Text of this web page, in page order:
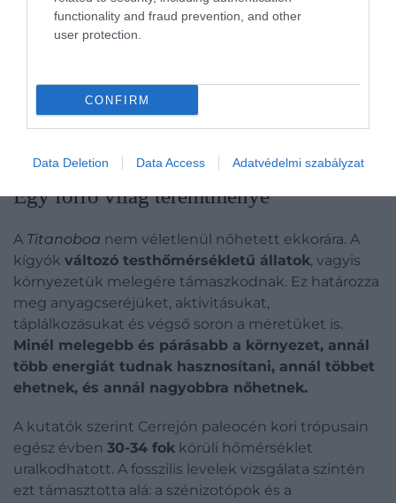
functionality and fraud prevention, and other
user protection.
CONFIRM
Data Deletion Data Access Adatvédelmi szabályzat
alapján inkább boának tűnt, élőhelye és viselkedése
jobban emlékeztethetett a mai dél-amerikai
lesből támadó vadászról beszélhetünk. A víz
felhajtóereje segíthetett megtartani hatalmas
testét, de a hőszabályozásban is szerepet
Egy forró világ teremtménye
A Titanoboa nem véletlenül nőhetett ekkorára. A
kígyók változó testhőmérsékletű állatok, vagyis
környezetük melegére támaszkodnak. Ez határozza
meg anyagcseréjüket, aktivitásukat,
táplálkozásukat és végső soron a méretüket is.
Minél melegebb és párásabb a környezet, annál
több energiát tudnak hasznosítani, annál többet
ehetnek, és annál nagyobbra nőhetnek.
A kutatók szerint Cerrejón paleocén kori trópusain
egész évben 30-34 fok körüli hőmérséklet
uralkodhatott. A fosszilis levelek vizsgálata szintén
ezt támasztotta alá: a szénizotópok és a